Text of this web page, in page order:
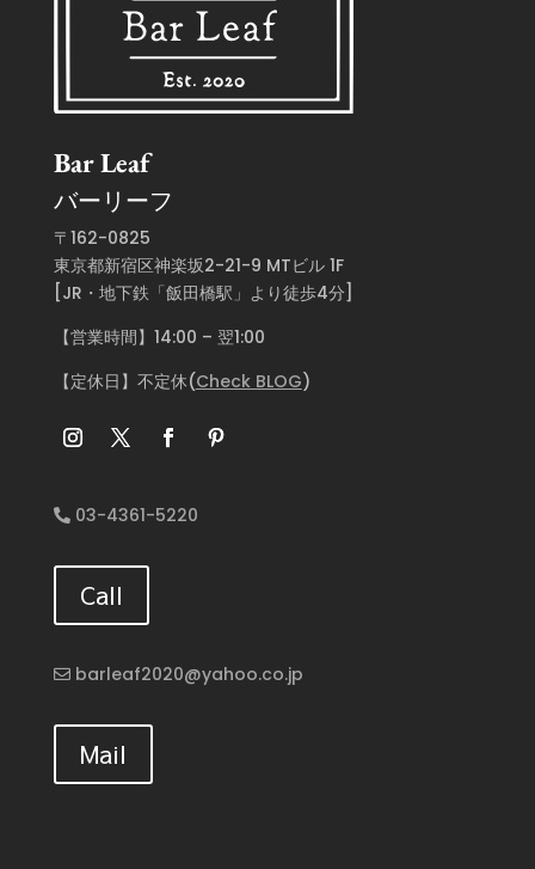
Bar Leaf
バーリーフ
〒162-0825
東京都新宿区神楽坂2-21-9 MTビル 1F
[JR・地下鉄「飯田橋駅」より徒歩4分]
【営業時間】14:00 – 翌1:00
【定休日】不定休(Check BLOG)
03-4361-5220
Call
barleaf2020@yahoo.co.jp
Mail